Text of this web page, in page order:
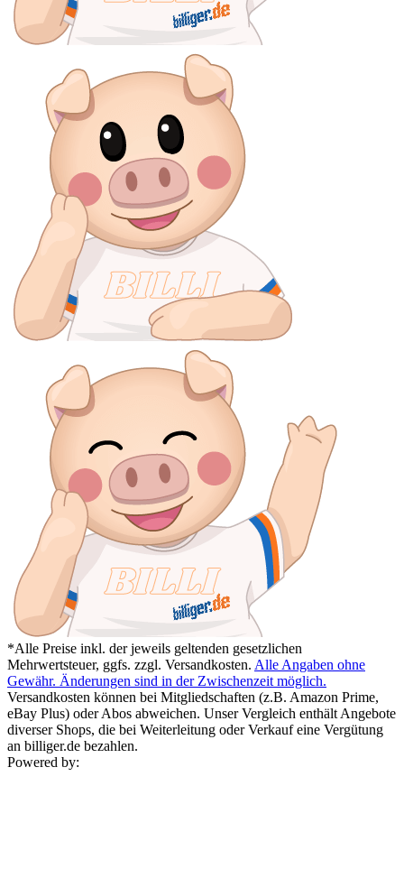
*Alle Preise inkl. der jeweils geltenden gesetzlichen
Mehrwertsteuer, ggfs. zzgl. Versandkosten. Alle Angaben ohne
Gewähr. Änderungen sind in der Zwischenzeit möglich.
Versandkosten können bei Mitgliedschaften (z.B. Amazon Prime,
eBay Plus) oder Abos abweichen. Unser Vergleich enthält Angebote
diverser Shops, die bei Weiterleitung oder Verkauf eine Vergütung
an billiger.de bezahlen.
Powered by: